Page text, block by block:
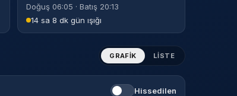
Doğuş 06:05 · Batış 20:13
14 sa 8 dk gün ışığı
GRAFIK LISTE
Hissedilen